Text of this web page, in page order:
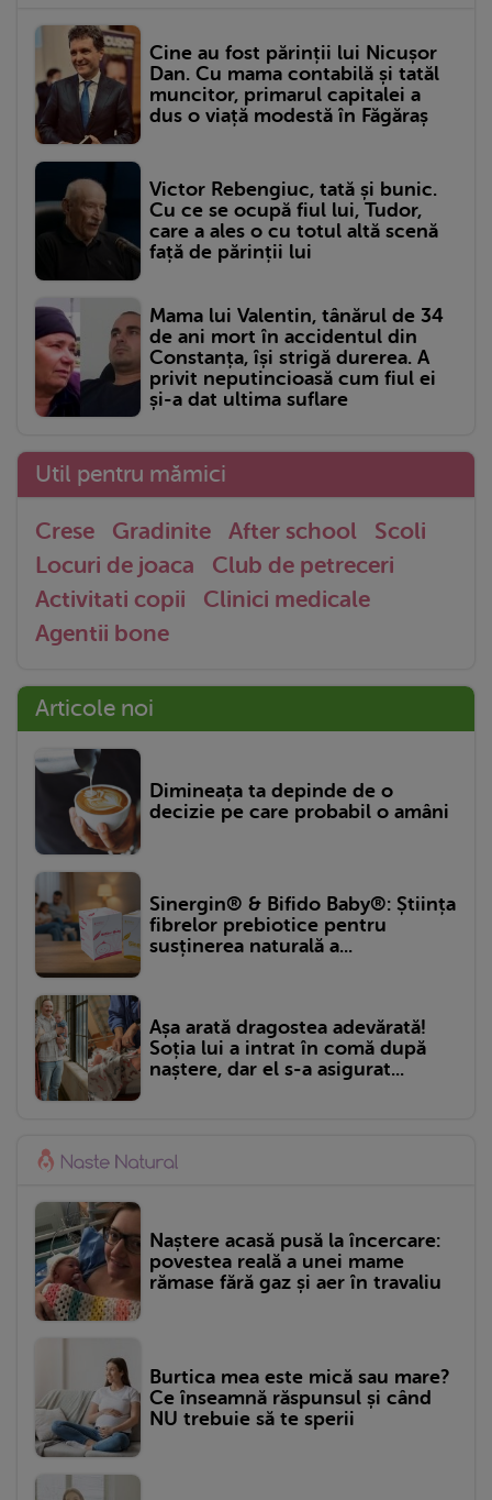
Cine au fost părinții lui Nicușor
Dan. Cu mama contabilă și tatăl
muncitor, primarul capitalei a
dus o viață modestă în Făgăraș
Victor Rebengiuc, tată și bunic.
Cu ce se ocupă fiul lui, Tudor,
care a ales o cu totul altă scenă
față de părinții lui
Mama lui Valentin, tânărul de 34
de ani mort în accidentul din
Constanța, își strigă durerea. A
privit neputincioasă cum fiul ei
și-a dat ultima suflare
Util pentru mămici
Crese Gradinite After school
Scoli
Locuri de joaca
Club de petreceri
Activitati copii
Clinici medicale
Agentii bone
Articole noi
Dimineața ta depinde de o
decizie pe care probabil o amâni
Sinergin® & Bifido Baby®: Știința
fibrelor prebiotice pentru
susținerea naturală a...
Așa arată dragostea adevărată!
Soția lui a intrat în comă după
naștere, dar el s-a asigurat...
Naștere acasă pusă la încercare:
povestea reală a unei mame
rămase fără gaz și aer în travaliu
Burtica mea este mică sau mare?
Ce înseamnă răspunsul și când
NU trebuie să te sperii